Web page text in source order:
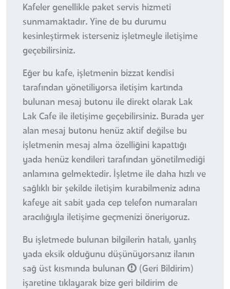
Kafeler genellikle paket servis hizmeti
sunmamaktadır. Yine de bu durumu
kesinleştirmek isterseniz işletmeyle iletişime
geçebilirsiniz.
Eğer bu kafe, işletmenin bizzat kendisi
tarafından yönetiliyorsa iletişim kartında
bulunan mesaj butonu ile direkt olarak Lak
Lak Cafe ile iletişime geçebilirsiniz. Burada yer
alan mesaj butonu henüz aktif değilse bu
işletmenin mesaj alma özelliğini kapattığı
yada henüz kendileri tarafından yönetilmediği
anlamına gelmektedir. İşletme ile daha hızlı ve
sağlıklı bir şekilde iletişim kurabilmeniz adına
kafeye ait sabit yada cep telefon numaraları
aracılığıyla iletişime geçmenizi öneriyoruz.
Bu işletmede bulunan bilgilerin hatalı, yanlış
yada eksik olduğunu düşünüyorsanız ilanın
sağ üst kısmında bulunan
(Geri Bildirim)
işaretine tıklayarak bize geri bildirim de